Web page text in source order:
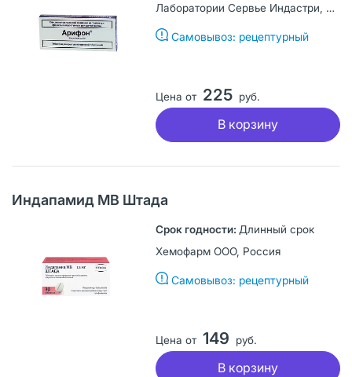
Лаборатории Сервье Индастри, Франция
Самовывоз: рецептурный
Цена от 225 руб.
В корзину
Индапамид МВ Штада
Длинный срок
Хемофарм ООО, Россия
Самовывоз: рецептурный
Цена от 149 руб.
В корзину